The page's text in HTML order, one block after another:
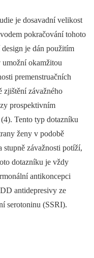
je dosavadní velikost
pokračování tohoto
je dán použitím
okamžitou
premenstruačních
závažného
prospektivním
Tento typ dotazníku
ženy v podobě
stupně závažnosti potíží,
dotazníku je vždy
antikoncepci
antidepresivy ze
serotoninu (SSRI).